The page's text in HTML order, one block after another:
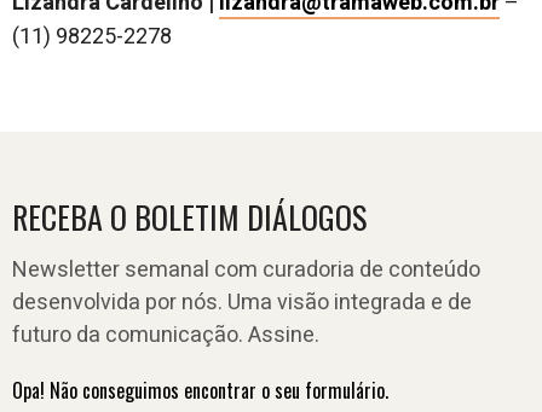
(11) 98225-2278
RECEBA O BOLETIM DIÁLOGOS
Newsletter semanal com curadoria de conteúdo
desenvolvida por nós. Uma visão integrada e de
futuro da comunicação. Assine.
Opa! Não conseguimos encontrar o seu formulário.